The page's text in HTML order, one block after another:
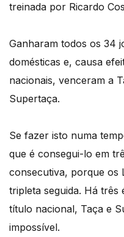
treinada por Ricardo
Ganharam todos os 34
domésticas e, causa
nacionais, venceram a
Supertaça.
Se fazer isto numa
que é consegui-lo em
consecutiva, porque os
tripleta seguida. Há três
título nacional, Taça e
impossível.